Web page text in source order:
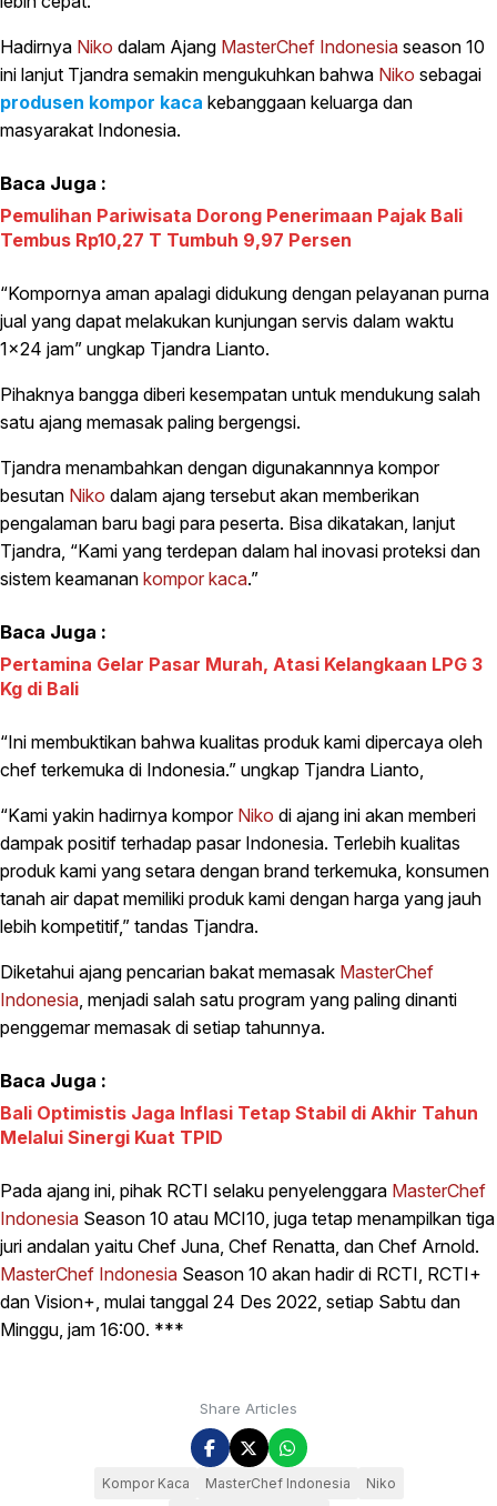
Hadirnya Niko dalam Ajang MasterChef Indonesia season 10
ini lanjut Tjandra semakin mengukuhkan bahwa Niko sebagai
produsen kompor kaca kebanggaan keluarga dan
masyarakat Indonesia.
Baca Juga :
Pemulihan Pariwisata Dorong Penerimaan Pajak Bali
Tembus Rp10,27 T Tumbuh 9,97 Persen
“Kompornya aman apalagi didukung dengan pelayanan purna
jual yang dapat melakukan kunjungan servis dalam waktu
1×24 jam” ungkap Tjandra Lianto.
Pihaknya bangga diberi kesempatan untuk mendukung salah
satu ajang memasak paling bergengsi.
Tjandra menambahkan dengan digunakannnya kompor
besutan Niko dalam ajang tersebut akan memberikan
pengalaman baru bagi para peserta. Bisa dikatakan, lanjut
Tjandra, “Kami yang terdepan dalam hal inovasi proteksi dan
sistem keamanan kompor kaca.”
Baca Juga :
Pertamina Gelar Pasar Murah, Atasi Kelangkaan LPG 3
Kg di Bali
“Ini membuktikan bahwa kualitas produk kami dipercaya oleh
chef terkemuka di Indonesia.” ungkap Tjandra Lianto,
“Kami yakin hadirnya kompor Niko di ajang ini akan memberi
dampak positif terhadap pasar Indonesia. Terlebih kualitas
produk kami yang setara dengan brand terkemuka, konsumen
tanah air dapat memiliki produk kami dengan harga yang jauh
lebih kompetitif,” tandas Tjandra.
Diketahui ajang pencarian bakat memasak MasterChef
Indonesia, menjadi salah satu program yang paling dinanti
penggemar memasak di setiap tahunnya.
Baca Juga :
Bali Optimistis Jaga Inflasi Tetap Stabil di Akhir Tahun
Melalui Sinergi Kuat TPID
Pada ajang ini, pihak RCTI selaku penyelenggara MasterChef
Indonesia Season 10 atau MCI10, juga tetap menampilkan tiga
juri andalan yaitu Chef Juna, Chef Renatta, dan Chef Arnold.
MasterChef Indonesia Season 10 akan hadir di RCTI, RCTI+
dan Vision+, mulai tanggal 24 Des 2022, setiap Sabtu dan
Minggu, jam 16:00. ***
Share Articles
Kompor Kaca MasterChef Indonesia
Niko